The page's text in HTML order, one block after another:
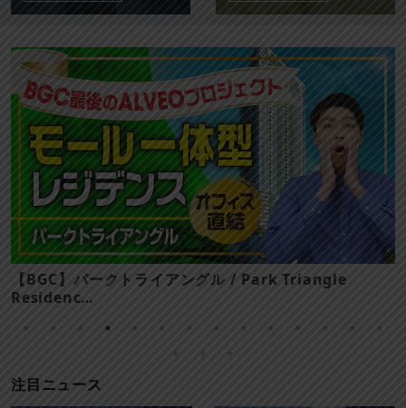
【マカティ】パーク セントラル タワーズ / Park
Central Towe…
注目ニュース